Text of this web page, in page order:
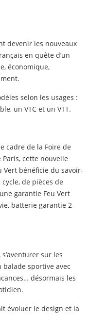
devenir les nouveaux
en quête d’un
économique,
selon les usages :
un VTC et un VTT.
cadre de la Foire de
cette nouvelle
Vert bénéficie du savoir-
de pièces de
garantie Feu Vert
batterie garantie 2
sur les
balade sportive avec
désormais les
évoluer le design et la